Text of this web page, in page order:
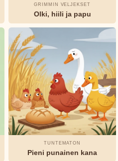
GRIMMIN VELJEKSET
Olki, hiili ja papu
TUNTEMATON
Pieni punainen kana